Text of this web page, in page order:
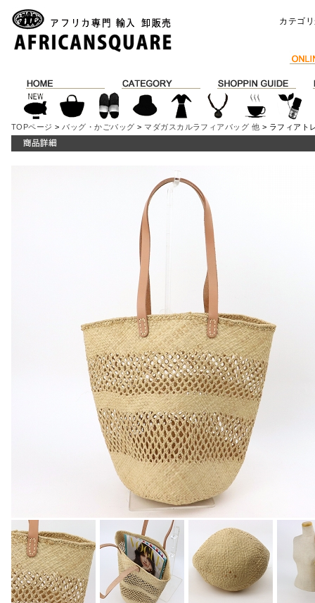
カテゴ
TOPページ > バッグ・かごバッグ > マダガスカルラフィアバッグ 他 > ラフィアト